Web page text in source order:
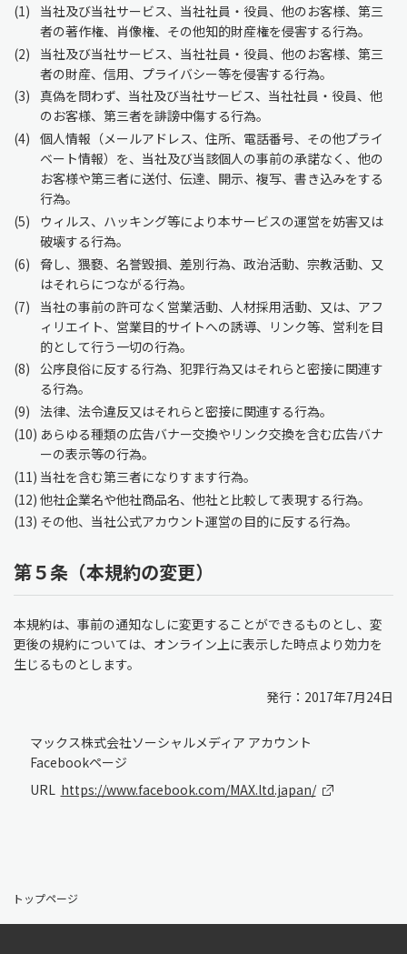
1
当社及び当社サービス、当社社員・役員、他のお客様、第三
者の著作権、肖像権、その他知的財産権を侵害する行為。
2
当社及び当社サービス、当社社員・役員、他のお客様、第三
者の財産、信用、プライバシー等を侵害する行為。
3
真偽を問わず、当社及び当社サービス、当社社員・役員、他
のお客様、第三者を誹謗中傷する行為。
4
個人情報（メールアドレス、住所、電話番号、その他プライ
ベート情報）を、当社及び当該個人の事前の承諾なく、他の
お客様や第三者に送付、伝達、開示、複写、書き込みをする
行為。
5
ウィルス、ハッキング等により本サービスの運営を妨害又は
破壊する行為。
6
脅し、猥褻、名誉毀損、差別行為、政治活動、宗教活動、又
はそれらにつながる行為。
7
当社の事前の許可なく営業活動、人材採用活動、又は、アフ
ィリエイト、営業目的サイトへの誘導、リンク等、営利を目
的として行う一切の行為。
8
公序良俗に反する行為、犯罪行為又はそれらと密接に関連す
る行為。
9
法律、法令違反又はそれらと密接に関連する行為。
10 あらゆる種類の広告バナー交換やリンク交換を含む広告バナ
ーの表示等の行為。
11 当社を含む第三者になりすます行為。
12 他社企業名や他社商品名、他社と比較して表現する行為。
13 その他、当社公式アカウント運営の目的に反する行為。
第５条（本規約の変更）
本規約は、事前の通知なしに変更することができるものとし、変
更後の規約については、オンライン上に表示した時点より効力を
生じるものとします。
発行：2017年7月24日
マックス株式会社ソーシャルメディア アカウント
Facebookページ
URL ­ https://www.facebook.com/MAX.ltd.japan/
トップページ